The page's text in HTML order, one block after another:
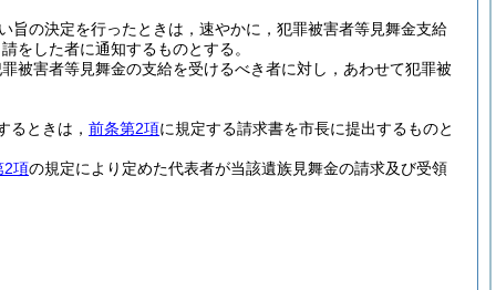
旨の決定を行ったときは，速やかに，犯罪被害者等見舞金支給
をした者に通知するものとする。
被害者等見舞金の支給を受けるべき者に対し，あわせて犯罪被
るときは， 前条第2項に規定する請求書を市長に提出するものと
2項の規定により定めた代表者が当該遺族見舞金の請求及び受領